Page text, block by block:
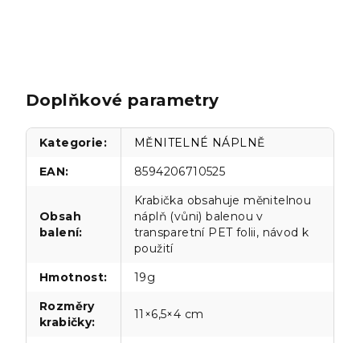
Doplňkové parametry
Kategorie:
MĚNITELNÉ NÁPLNĚ
EAN: 8594206710525
Obsah
balení:
Krabička obsahuje měnitelnou
náplň (vůni) balenou v
transparetní PET folii, návod k
použití
Hmotnost:
19g
Rozměry
krabičky:
11×6,5×4 cm